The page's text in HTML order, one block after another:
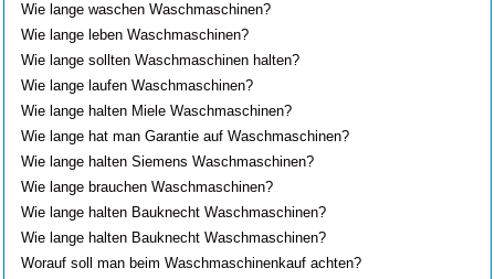
Wie lange waschen Waschmaschinen?
Wie lange leben Waschmaschinen?
Wie lange sollten Waschmaschinen halten?
Wie lange laufen Waschmaschinen?
Wie lange halten Miele Waschmaschinen?
Wie lange hat man Garantie auf Waschmaschinen?
Wie lange halten Siemens Waschmaschinen?
Wie lange brauchen Waschmaschinen?
Wie lange halten Bauknecht Waschmaschinen?
Wie lange halten Bauknecht Waschmaschinen?
Worauf soll man beim Waschmaschinenkauf achten?